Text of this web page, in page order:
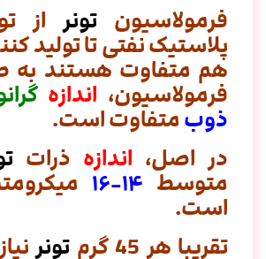
فرمولاسیون تونراز
پلاستیک نفتی تا تولید
هم متفاوت هستند به
فرمولاسیون، اندازه
ذوبمتفاوت است.
در اصل، اندازهذرات
متوسط ​​۱۴-۱۶
است.
تقریبا هر 45 گرم
تونر